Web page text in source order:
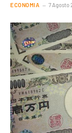
ECONOMIA 7 Agosto